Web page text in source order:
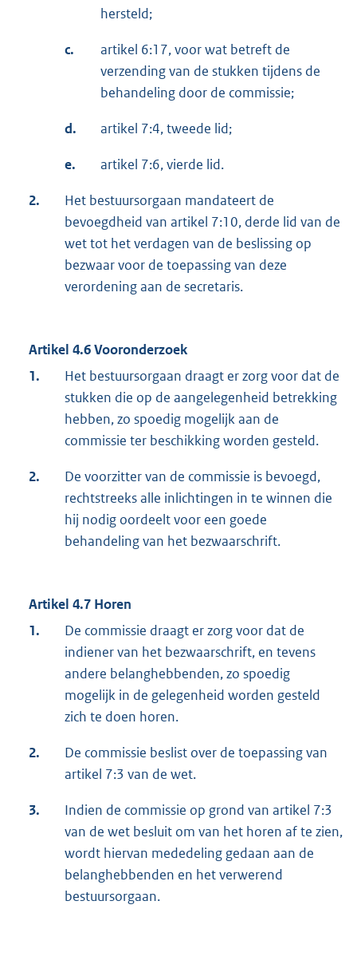
hersteld;
c.
artikel 6:17, voor wat betreft de
verzending van de stukken tijdens de
behandeling door de commissie;
d. artikel 7:4, tweede lid;
e. artikel 7:6, vierde lid.
2.
Het bestuursorgaan mandateert de
bevoegdheid van artikel 7:10, derde lid van de
wet tot het verdagen van de beslissing op
bezwaar voor de toepassing van deze
verordening aan de secretaris.
Artikel 4.6 Vooronderzoek
1.
Het bestuursorgaan draagt er zorg voor dat de
stukken die op de aangelegenheid betrekking
hebben, zo spoedig mogelijk aan de
commissie ter beschikking worden gesteld.
2.
De voorzitter van de commissie is bevoegd,
rechtstreeks alle inlichtingen in te winnen die
hij nodig oordeelt voor een goede
behandeling van het bezwaarschrift.
Artikel 4.7 Horen
1.
De commissie draagt er zorg voor dat de
indiener van het bezwaarschrift, en tevens
andere belanghebbenden, zo spoedig
mogelijk in de gelegenheid worden gesteld
zich te doen horen.
2.
De commissie beslist over de toepassing van
artikel 7:3 van de wet.
3.
Indien de commissie op grond van artikel 7:3
van de wet besluit om van het horen af te zien,
wordt hiervan mededeling gedaan aan de
belanghebbenden en het verwerend
bestuursorgaan.